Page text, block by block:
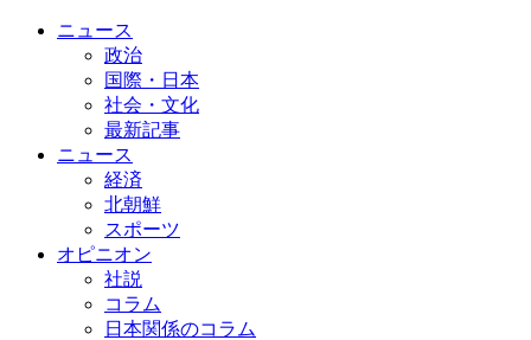
ニュース
政治
国際・日本
社会・文化
最新記事
ニュース
経済
北朝鮮
スポーツ
オピニオン
社説
コラム
日本関係のコラム